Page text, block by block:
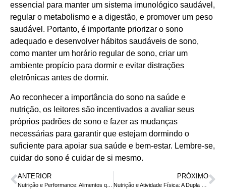
essencial para manter um sistema imunológico saudável,
regular o metabolismo e a digestão, e promover um peso
saudável. Portanto, é importante priorizar o sono
adequado e desenvolver hábitos saudáveis de sono,
como manter um horário regular de sono, criar um
ambiente propício para dormir e evitar distrações
eletrônicas antes de dormir.
Ao reconhecer a importância do sono na saúde e
nutrição, os leitores são incentivados a avaliar seus
próprios padrões de sono e fazer as mudanças
necessárias para garantir que estejam dormindo o
suficiente para apoiar sua saúde e bem-estar. Lembre-se,
cuidar do sono é cuidar de si mesmo.
ANTERIOR PRÓXIMO